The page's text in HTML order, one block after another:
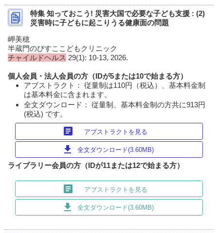
特集 知っておこう! 災害大国で必要な子ども支援 : (2)
災害時に子どもに起こりうる健康面の問題
岬美穂
半蔵門のびすここどもクリニック
チャイルドヘルス 29(1): 10-13, 2026.
個人会員・法人会員の方（IDが5または10で始まる方）
アブストラクト： 従量制は110円（税込）、基本料金制
は基本料金に含まれます。
全文ダウンロード： 従量制、基本料金制の方共に913円
(税込) です。
article アブストラクトを見る
download 全文ダウンロード(3.60MB)
ライブラリー会員の方（IDが11または12で始まる方）
article アブストラクトを見る
download 全文ダウンロード(3.60MB)